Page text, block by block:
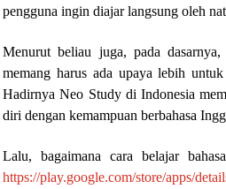
pengguna ingin diajar langsung oleh
Menurut beliau juga, pada
memang harus ada upaya lebih
Hadirnya Neo Study di Indonesia
diri dengan kemampuan berbahasa
Lalu, bagaimana cara belajar
https://play.google.com/store/apps/